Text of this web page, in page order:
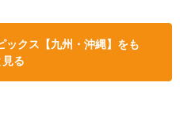
ックス【九州・沖縄】をも
見る